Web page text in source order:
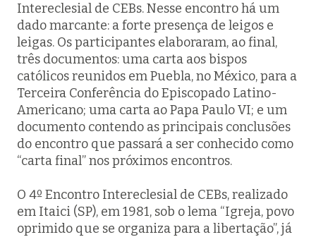
Intereclesial de CEBs. Nesse encontro há um
dado marcante: a forte presença de leigos e
leigas. Os participantes elaboraram, ao final,
três documentos: uma carta aos bispos
católicos reunidos em Puebla, no México, para a
Terceira Conferência do Episcopado Latino-
Americano; uma carta ao Papa Paulo VI; e um
documento contendo as principais conclusões
do encontro que passará a ser conhecido como
“carta final” nos próximos encontros.
O 4º Encontro Intereclesial de CEBs, realizado
em Itaici (SP), em 1981, sob o lema “Igreja, povo
oprimido que se organiza para a libertação”, já